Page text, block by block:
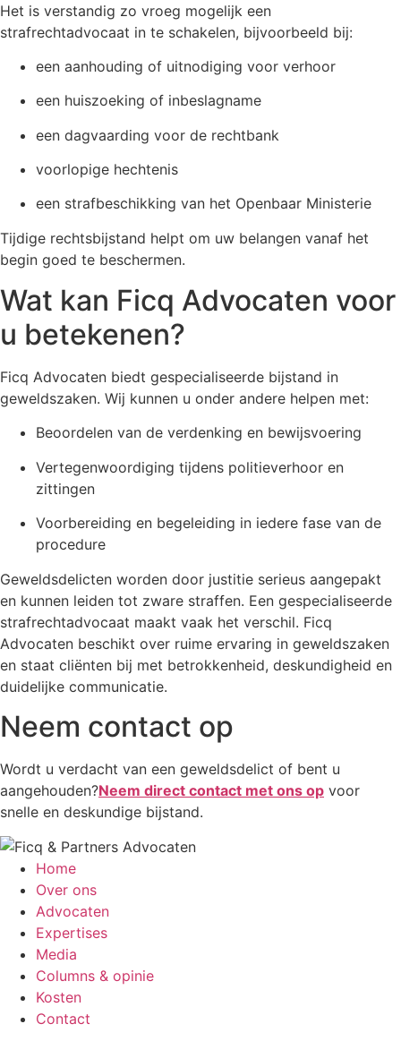
Het is verstandig zo vroeg mogelijk een
strafrechtadvocaat in te schakelen, bijvoorbeeld bij:
een aanhouding of uitnodiging voor verhoor
een huiszoeking of inbeslagname
een dagvaarding voor de rechtbank
voorlopige hechtenis
een strafbeschikking van het Openbaar Ministerie
Tijdige rechtsbijstand helpt om uw belangen vanaf het
begin goed te beschermen.
Wat kan Ficq Advocaten voor
u betekenen?
Ficq Advocaten biedt gespecialiseerde bijstand in
geweldszaken. Wij kunnen u onder andere helpen met:
Beoordelen van de verdenking en bewijsvoering
Vertegenwoordiging tijdens politieverhoor en
zittingen
Voorbereiding en begeleiding in iedere fase van de
procedure
Geweldsdelicten worden door justitie serieus aangepakt
en kunnen leiden tot zware straffen. Een gespecialiseerde
strafrechtadvocaat maakt vaak het verschil. Ficq
Advocaten beschikt over ruime ervaring in geweldszaken
en staat cliënten bij met betrokkenheid, deskundigheid en
duidelijke communicatie.
Neem contact op
Wordt u verdacht van een geweldsdelict of bent u
aangehouden?Neem direct contact met ons op voor
snelle en deskundige bijstand.
Home
Over ons
Advocaten
Expertises
Media
Columns & opinie
Kosten
Contact